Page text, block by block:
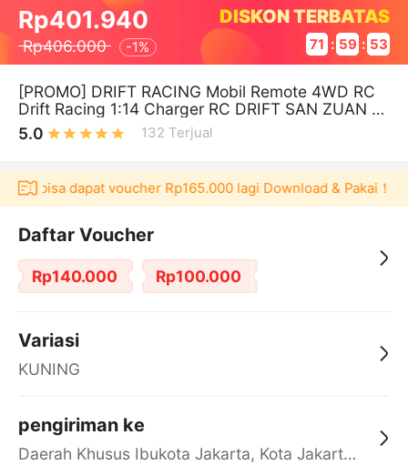
Rp401.940
Rp406.000 -1%
DISKON TERBATAS
71 : 59 : 52
[PROMO] DRIFT RACING Mobil Remote 4WD RC
Drift Racing 1:14 Charger RC DRIFT SAN ZUAN 4
WD 1:14 DUS BIRU
5.0 132 Terjual
bisa dapat voucher Rp165.000 lagi Download & Pakai！
Daftar Voucher
Rp140.000 Rp100.000
Variasi
KUNING
pengiriman ke
Daerah Khusus Ibukota Jakarta, Kota Jakarta Barat, Cengkareng, yy